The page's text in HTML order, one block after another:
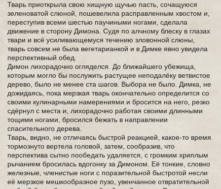
Тварь приоткрыла свою хищную щучью пасть, сочащуюся
зеленоватой слюной, пошевелила расправленным хвостом и,
переступив всеми шестью паучиными ногами, сделала
движение в сторону Димона. Судя по алчному блеску в глазах
твари и всё усиливающемуся течению зловонной слюны,
тварь совсем не была вегетарианкой и в Димке явно увидела
перспективный обед.
Димон лихорадочно огляделся. До ближайшего убежища,
которым могло бы послужить растущее неподалёку ветвистое
дерево, было не менее ста шагов. Выбора не было. Димка, не
дожидаясь, пока мерзкая тварь окончательно определится со
своими кулинарными намерениями и бросится на него, резко
сдёрнул с места и, лихорадочно работая своими длинными
тощими ногами, бросился бежать в направлении
спасительного дерева.
Тварь, видно, не отличаясь быстрой реакцией, какое-то время
тормознуто вертела головой, затем, сообразив, что
перспектива сытно пообедать удаляется, с громким хриплым
рычанием бросилась вдогонку за Димоном. Её тонкие, словно
железные, членистые ноги с поразительной быстротой несли
её мерзкое мешкообразное пузо, увенчанное отвратительной